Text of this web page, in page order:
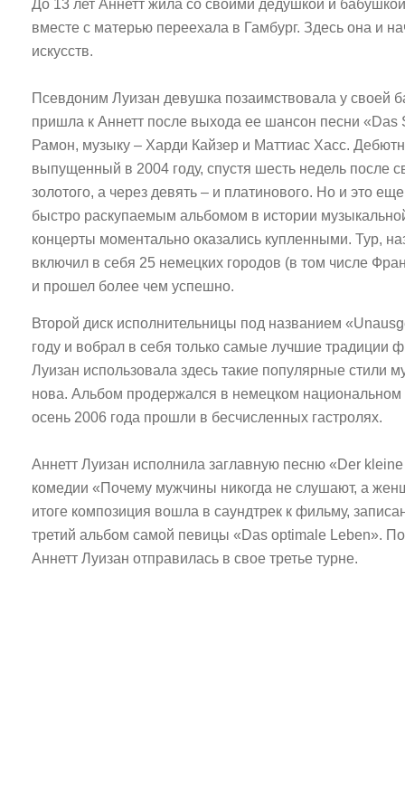
До 13 лет Аннетт жила со своими дедушкой и
вместе с матерью переехала в Гамбург. Здесь она и
искусств.
Псевдоним Луизан девушка позаимствовала у своей
пришла к Аннетт после выхода ее шансон песни «Das
Рамон, музыку – Харди Кайзер и Маттиас Хасс.
выпущенный в 2004 году, спустя шесть недель после
золотого, а через девять – и платинового. Но и это
быстро раскупаемым альбомом в истории
концерты моментально оказались купленными. Тур,
включил в себя 25 немецких городов (в том числе
и прошел более чем успешно.
Второй диск исполнительницы под названием
году и вобрал в себя только самые лучшие традиции
Луизан использовала здесь такие популярные стили
нова. Альбом продержался в немецком национальном
осень 2006 года прошли в бесчисленных гастролях.
Аннетт Луизан исполнила заглавную песню «Der
комедии «Почему мужчины никогда не слушают, а
итоге композиция вошла в саундтрек к фильму,
третий альбом самой певицы «Das optimale Leben».
Аннетт Луизан отправилась в свое третье турне.